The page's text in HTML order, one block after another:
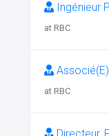
Ingénieur
at RBC
at RBC